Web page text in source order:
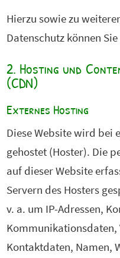
Hierzu sowie zu
Datenschutz können
2. Hosting und
(CDN)
Externes Hosting
Diese Website wird bei
gehostet (Hoster). Die
auf dieser Website
Servern des Hosters
v. a. um IP-Adressen,
Kommunikationsdaten,
Kontaktdaten, Namen,